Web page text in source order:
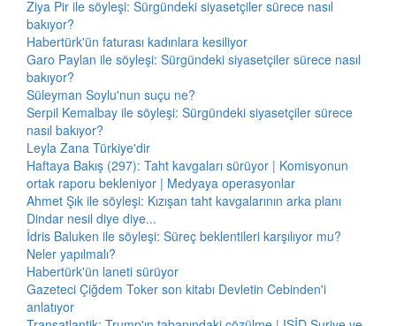
Ziya Pir ile söyleşi: Sürgündeki siyasetçiler sürece nasıl
bakıyor?
Habertürk'ün faturası kadınlara kesiliyor
Garo Paylan ile söyleşi: Sürgündeki siyasetçiler sürece nasıl
bakıyor?
Süleyman Soylu'nun suçu ne?
Serpil Kemalbay ile söyleşi: Sürgündeki siyasetçiler sürece
nasıl bakıyor?
Leyla Zana Türkiye'dir
Haftaya Bakış (297): Taht kavgaları sürüyor | Komisyonun
ortak raporu bekleniyor | Medyaya operasyonlar
Ahmet Şık ile söyleşi: Kızışan taht kavgalarının arka planı
Dindar nesil diye diye...
İdris Baluken ile söyleşi: Süreç beklentileri karşılıyor mu?
Neler yapılmalı?
Habertürk'ün laneti sürüyor
Gazeteci Çiğdem Toker son kitabı Devletin Cebinden'i
anlatıyor